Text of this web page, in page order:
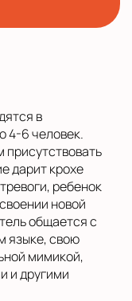
в
4-6 человек.
дарит крохе
ребенок
новой
общается с
языке, свою
мимикой,
и другими